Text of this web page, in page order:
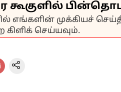
எங்களின் முக்கியச்
கிளிக் செய்யவும்.